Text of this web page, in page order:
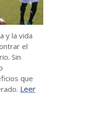
y la vida
el
Sin
que
Leer